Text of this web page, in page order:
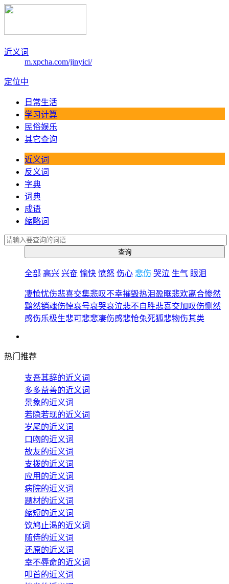
近义词
m.xpcha.com/jinyici/
定位中
日常生活
学习计算
民俗娱乐
其它查询
近义词
反义词
字典
词典
成语
缩略词
全部 高兴 兴奋 愉快 愤怒 伤心 悲伤 哭泣 生气 眼泪
凄怆忧伤悲喜交集悲叹不幸摧毁热泪盈眶悲欢离合惨然
黯然销魂伤悼哀号哀哭哀泣悲不自胜悲喜交加 叹伤恻然
感伤乐极生悲可悲悲凄伤感悲怆兔死狐悲物伤其类
热门推荐
支吾其辞的近义词
多多益善的近义词
景象的近义词
若隐若现的近义词
岁尾的近义词
口吻的近义词
故友的近义词
支拨的近义词
应用的近义词
病院的近义词
题材的近义词
缩短的近义词
饮鸠止渴的近义词
随侍的近义词
还原的近义词
幸不辱命的近义词
叩首的近义词